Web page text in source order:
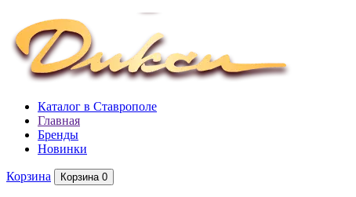
Каталог в Ставрополе
Главная
Бренды
Новинки
Корзина Корзина 0